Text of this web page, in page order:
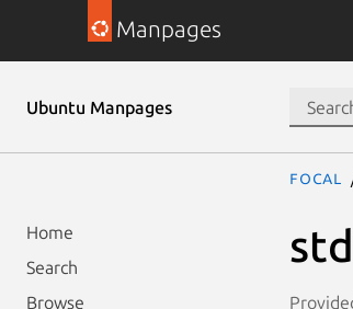
Manpages
Ubuntu Manpages
Home
Search
Browse
focal